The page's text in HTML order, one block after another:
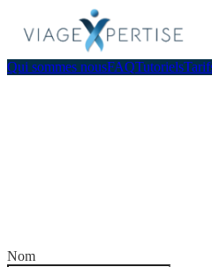
Qui sommes nousFAQTutoriels
Nom